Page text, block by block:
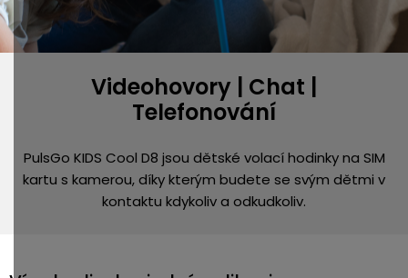
Videohovory | Chat |
Telefonování
PulsGo KIDS Cool D8 jsou dětské volací hodinky na SIM
kartu s kamerou, díky kterým budete se svým dětmi v
kontaktu kdykoliv a odkudkoliv.